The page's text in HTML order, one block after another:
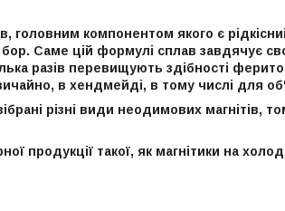
головним компонентом якого є
Саме цій формулі сплав завдячує
разів перевищують здібності
в хендмейді, в тому числі для
різні види неодимових магнітів,
продукції такої, як магнітики на